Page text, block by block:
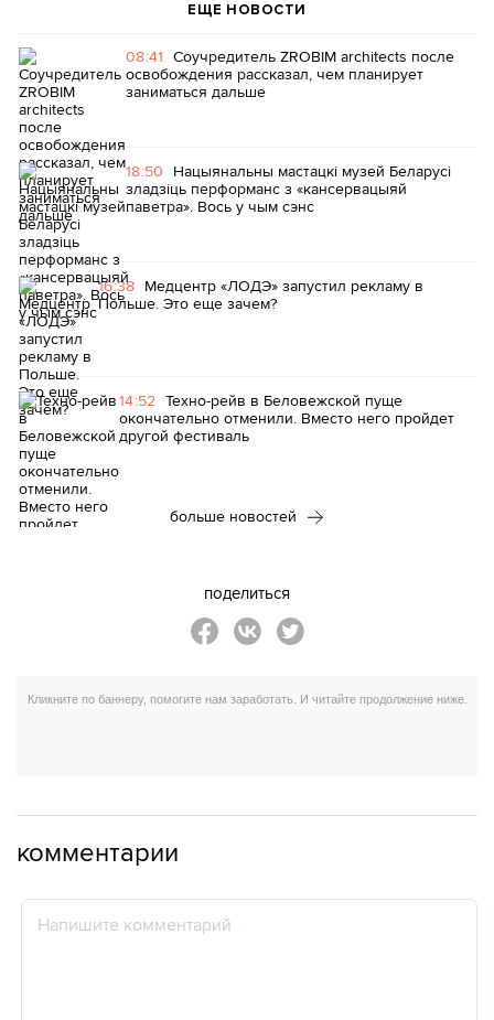
ЕЩЕ НОВОСТИ
08:41 Соучредитель ZROBIM architects после
освобождения рассказал, чем планирует
заниматься дальше
18:50 Нацыянальны мастацкі музей Беларусі
зладзіць перформанс з «кансервацыяй
паветра». Вось у чым сэнс
16:38 Медцентр «ЛОДЭ» запустил рекламу в
Польше. Это еще зачем?
14:52 Техно-рейв в Беловежской пуще
окончательно отменили. Вместо него пройдет
другой фестиваль
больше новостей
поделиться
комментарии